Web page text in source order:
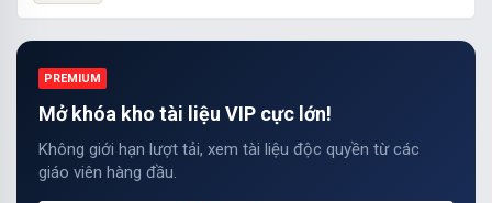
PREMIUM
Mở khóa kho tài liệu VIP cực lớn!
Không giới hạn lượt tải, xem tài liệu độc quyền từ các
giáo viên hàng đầu.